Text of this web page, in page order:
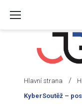
Hlavní strana /
KyberSoutěž –